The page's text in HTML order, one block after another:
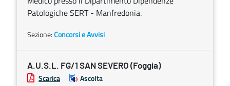
Patologiche SERT - Manfredonia.
Sezione:Concorsi e Avvisi
A.U.S.L. FG/1 SAN SEVERO (Foggia)
Scarica Ascolta